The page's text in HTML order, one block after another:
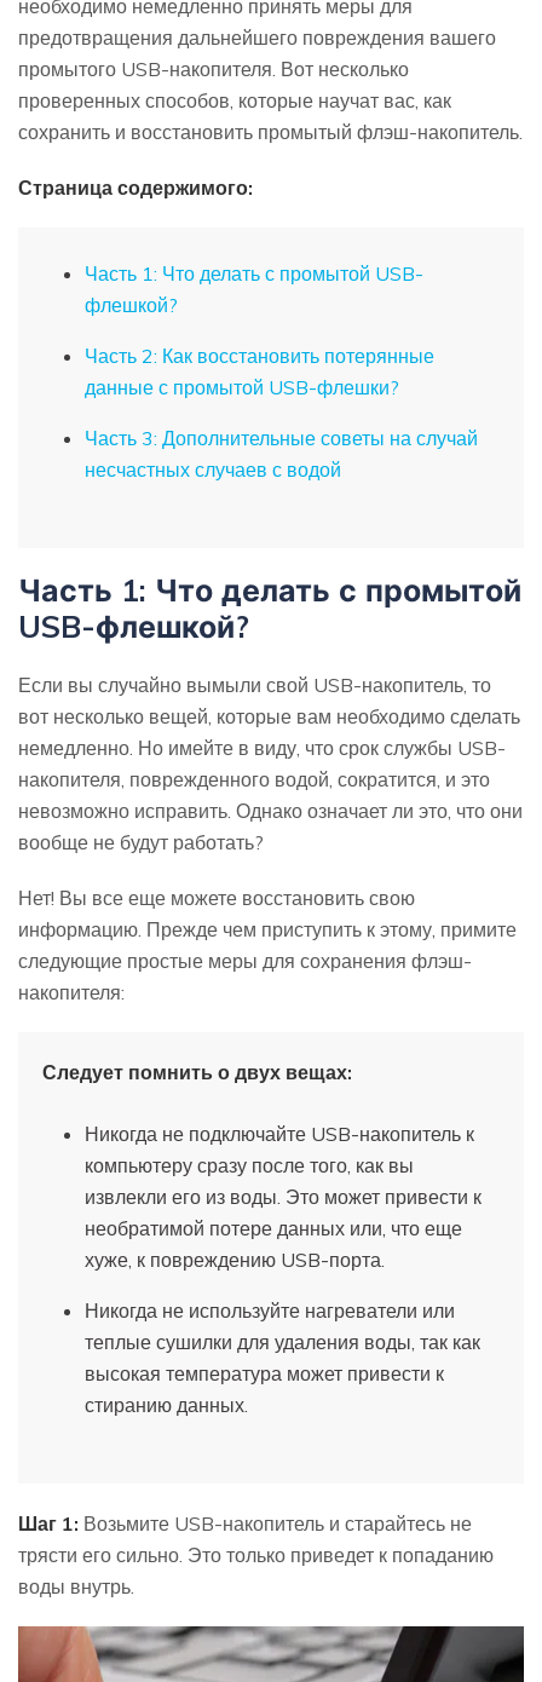
необходимо немедленно принять меры для
предотвращения дальнейшего повреждения вашего
промытого USB-накопителя. Вот несколько
проверенных способов, которые научат вас, как
сохранить и восстановить промытый флэш-накопитель.
Страница содержимого:
Часть 1: Что делать с промытой USB-
флешкой?
Часть 2: Как восстановить потерянные
данные с промытой USB-флешки?
Часть 3: Дополнительные советы на случай
несчастных случаев с водой
Часть 1: Что делать с промытой
USB-флешкой?
Если вы случайно вымыли свой USB-накопитель, то
вот несколько вещей, которые вам необходимо сделать
немедленно. Но имейте в виду, что срок службы USB-
накопителя, поврежденного водой, сократится, и это
невозможно исправить. Однако означает ли это, что они
вообще не будут работать?
Нет! Вы все еще можете восстановить свою
информацию. Прежде чем приступить к этому, примите
следующие простые меры для сохранения флэш-
накопителя:
Следует помнить о двух вещах:
Никогда не подключайте USB-накопитель к
компьютеру сразу после того, как вы
извлекли его из воды. Это может привести к
необратимой потере данных или, что еще
хуже, к повреждению USB-порта.
Никогда не используйте нагреватели или
теплые сушилки для удаления воды, так как
высокая температура может привести к
стиранию данных.
Шаг 1: Возьмите USB-накопитель и старайтесь не
трясти его сильно. Это только приведет к попаданию
воды внутрь.